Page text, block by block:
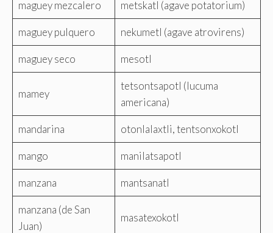
maguey mezcalero metskatl (agave potatorium)
maguey pulquero nekumetl (agave atrovirens)
maguey seco mesotl
mamey
tetsontsapotl (lucuma
americana)
mandarina otonlalaxtli, tentsonxokotl
mango manilatsapotl
manzana mantsanatl
manzana (de San
Juan)
masatexokotl